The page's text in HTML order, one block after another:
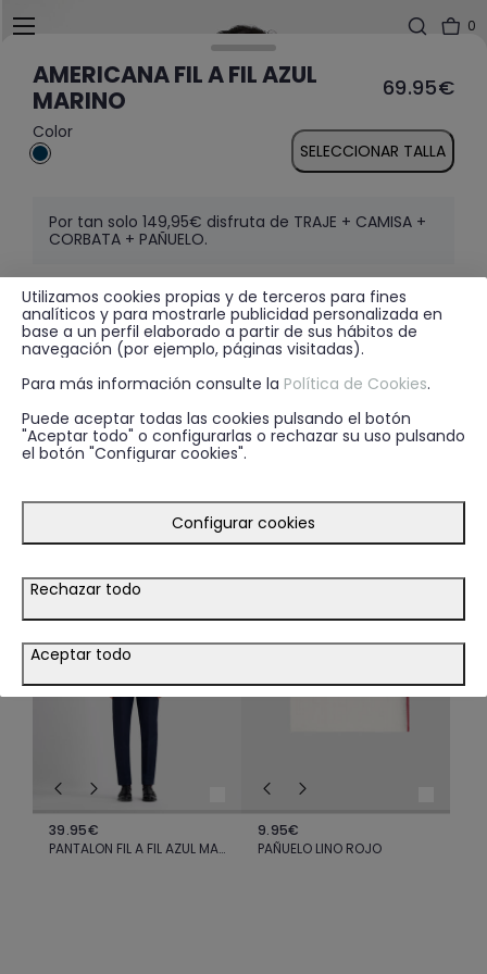
0
AMERICANA FIL A FIL AZUL
MARINO
69.95€
Color
SELECCIONAR TALLA
Por tan solo 149,95€ disfruta de TRAJE + CAMISA +
CORBATA + PAÑUELO.
MÁS INFORMACIÓN
TE PODRÍA INTERESAR
39.95€
PANTALON FIL A FIL AZUL MARINO
9.95€
PAÑUELO LINO ROJO
Utilizamos cookies propias y de terceros para fines
analíticos y para mostrarle publicidad personalizada en
base a un perfil elaborado a partir de sus hábitos de
navegación (por ejemplo, páginas visitadas).
Para más información consulte la Política de Cookies.
Puede aceptar todas las cookies pulsando el botón
"Aceptar todo" o configurarlas o rechazar su uso pulsando
el botón "Configurar cookies".
Configurar cookies
Rechazar todo
Aceptar todo